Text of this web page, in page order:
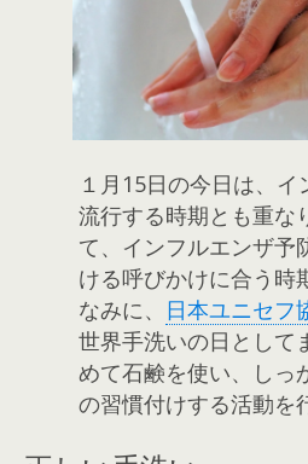
１月15日の今日は、
流行する時期とも重な
て、インフルエンザ予
ける呼びかけに合う時
なみに、 日本ユニセフ
世界手洗いの日として
めて石鹸を使い、しっ
の習慣付けする活動を